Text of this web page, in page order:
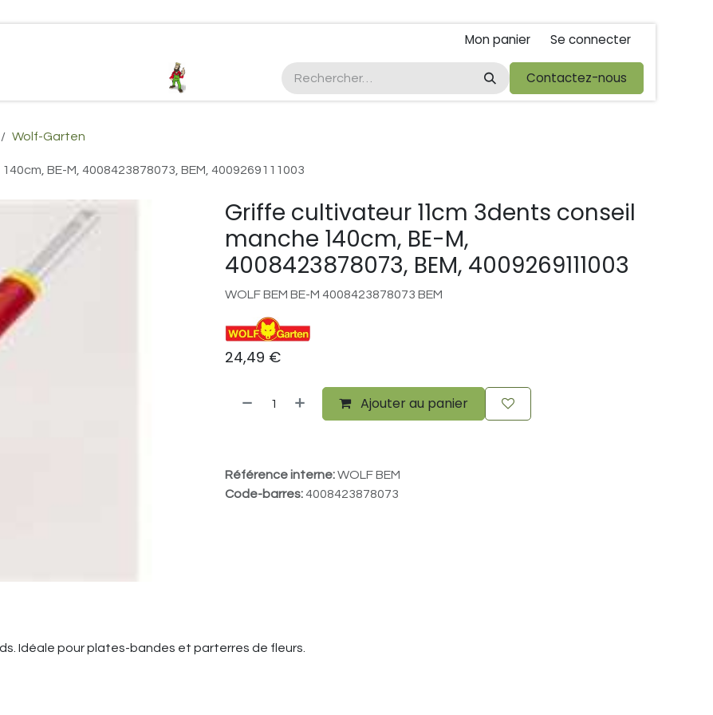
Mon panier Se connecter
Plus d'infos Kubota 38cv EGO Kubota foire de libramont Droit de rétractations
Contactez-nous
Wolf-Garten
BE-M, 4008423878073, BEM, 4009269111003
Griffe cultivateur 11cm 3dents conseil
manche 140cm, BE-M,
4008423878073, BEM, 4009269111003
WOLF BEM BE-M 4008423878073 BEM
24,49 €
Ajouter au panier
Référence interne:WOLF BEM
Code-barres:4008423878073
Idéale pour plates-bandes et parterres de fleurs.